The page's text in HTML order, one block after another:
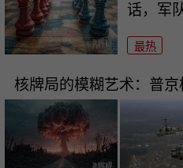
话，军
最热
核牌局的模糊艺术：普京